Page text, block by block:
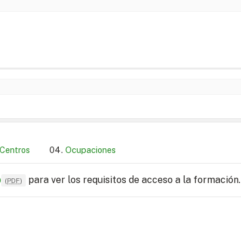
Centros Ocupaciones
(PDF) para ver los requisitos de acceso a la formación.